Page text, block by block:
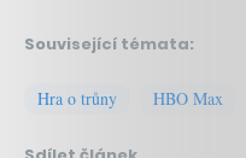
Související témata:
Hra o trůny HBO Max